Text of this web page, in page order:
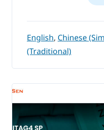
English,Chinese
(Traditional)